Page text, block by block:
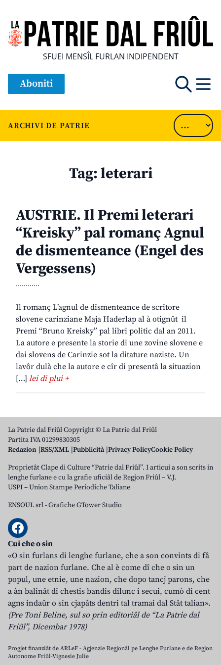
SFUEI MENSÎL FURLAN INDIPENDENT
Aboniti
ARCHIVI DE PATRIE
Tag:leterari
AUSTRIE. Il Premi leterari
“Kreisky” pal romanç Agnul
de dismenteance (Engel des
Vergessens)
............
Il romanç L’agnul de dismenteance de scritore
slovene carinziane Maja Haderlap al à otignût il
Premi “Bruno Kreisky” pal libri politic dal an 2011.
La autore e presente la storie di une zovine slovene e
dai slovens de Carinzie sot la ditature naziste. Un
lavôr dulà che la autore e cîr di presentâ la situazion
[…] lei di plui +
La Patrie dal Friûl Copyright © La Patrie dal Friûl
Partita IVA 01299830305
Redazion RSS/XML Pubblicità Privacy PolicyCookie Policy
Proprietât Clape di Culture “Patrie dal Friûl”. I articui a son scrits in
lenghe furlane e cu la grafie uficiâl de Regjon Friûl – V.J.
USPI – Union Stampe Periodiche Taliane
ENSOUL srl-Grafiche GTower Studio
Cui che o sin
«O sin furlans di lenghe furlane, che a son convints di fâ
part de nazion furlane. Che al è come dî che o sin un
popul, une etnie, une nazion, che dopo tancj parons, che
a àn balinât di chestis bandis dilunc i secui, cumò di cent
agns indaûr o sin cjapâts dentri tal tramai dal Stât talian».
(Pre Toni Beline, sul so prin editoriâl de “La Patrie dal
Friûl”, Dicembar 1978)
Progjet finanziât de ARLeF - Agjenzie Regjonâl pe Lenghe Furlane e de Regjon
Autonome Friûl-Vignesie Julie